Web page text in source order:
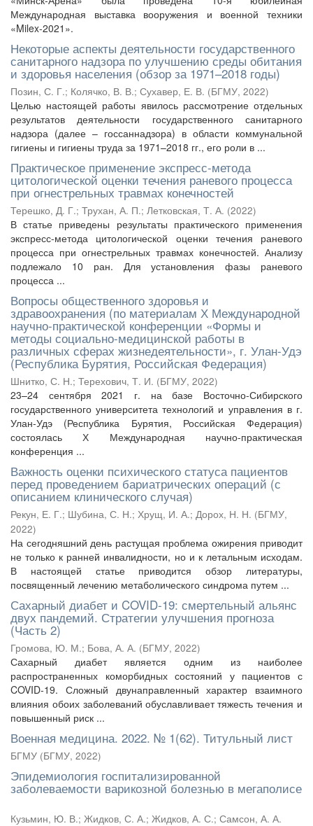
Международная выставка вооружения и военной техники
«Milex-2021».
Некоторые аспекты деятельности государственного
санитарного надзора по улучшению среды обитания
и здоровья населения (обзор за 1971–2018 годы)
Позин, С. Г.; Колячко, В. В.; Сухавер, Е. В. (БГМУ, 2022)
Целью настоящей работы явилось рассмотрение отдельных
результатов деятельности государственного санитарного
надзора (далее – госсаннадзора) в области коммунальной
гигиены и гигиены труда за 1971–2018 гг., его роли в ...
Практическое применение экспресс-метода
цитологической оценки течения раневого процесса
при огнестрельных травмах конечностей
Терешко, Д. Г.; Трухан, А. П.; Летковская, Т. А. (2022)
В статье приведены результаты практического применения
экспресс-метода цитологической оценки течения раневого
процесса при огнестрельных травмах конечностей. Анализу
подлежало 10 ран. Для установления фазы раневого
процесса ...
Вопросы общественного здоровья и
здравоохранения (по материалам Х Международной
научно-практической конференции «Формы и
методы социально-медицинской работы в
различных сферах жизнедеятельности», г. Улан-Удэ
(Республика Бурятия, Российская Федерация)
Шнитко, С. Н.; Терехович, Т. И. (БГМУ, 2022)
23–24 сентября 2021 г. на базе Восточно-Сибирского
государственного университета технологий и управления в г.
Улан-Удэ (Республика Бурятия, Российская Федерация)
состоялась Х Международная научно-практическая
конференция ...
Важность оценки психического статуса пациентов
перед проведением бариатрических операций (с
описанием клинического случая)
Рекун, Е. Г.; Шубина, С. Н.; Хрущ, И. А.; Дорох, Н. Н. (БГМУ,
2022)
На сегодняшний день растущая проблема ожирения приводит
не только к ранней инвалидности, но и к летальным исходам.
В настоящей статье приводится обзор литературы,
посвященный лечению метаболического синдрома путем ...
Сахарный диабет и COVID-19: смертельный альянс
двух пандемий. Стратегии улучшения прогноза
(Часть 2)
Громова, Ю. М.; Бова, А. А. (БГМУ, 2022)
Сахарный диабет является одним из наиболее
распространенных коморбидных состояний у пациентов с
COVID-19. Сложный двунаправленный характер взаимного
влияния обоих заболеваний обуславливает тяжесть течения и
повышенный риск ...
Военная медицина. 2022. № 1(62). Титульный лист
БГМУ (БГМУ, 2022)
Эпидемиология госпитализированной
заболеваемости варикозной болезнью в мегаполисе
Кузьмин, Ю. В.; Жидков, С. А.; Жидков, А. С.; Самсон, А. А.